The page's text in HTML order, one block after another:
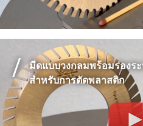
มีดแบบวงกลมพร้อมร่องร
สำหรับการตัดพลาสติก